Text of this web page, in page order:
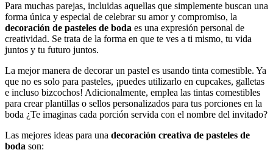
Para muchas parejas, incluidas aquellas que simplemente buscan una
forma única y especial de celebrar su amor y compromiso, la
decoración de pasteles de boda es una expresión personal de
creatividad. Se trata de la forma en que te ves a ti mismo, tu vida
juntos y tu futuro juntos.
La mejor manera de decorar un pastel es usando tinta comestible. Ya
que no es solo para pasteles, ¡puedes utilizarlo en cupcakes, galletas
e incluso bizcochos! Adicionalmente, emplea las tintas comestibles
para crear plantillas o sellos personalizados para tus porciones en la
boda ¿Te imaginas cada porción servida con el nombre del invitado?
Las mejores ideas para una decoración creativa de pasteles de
boda son: